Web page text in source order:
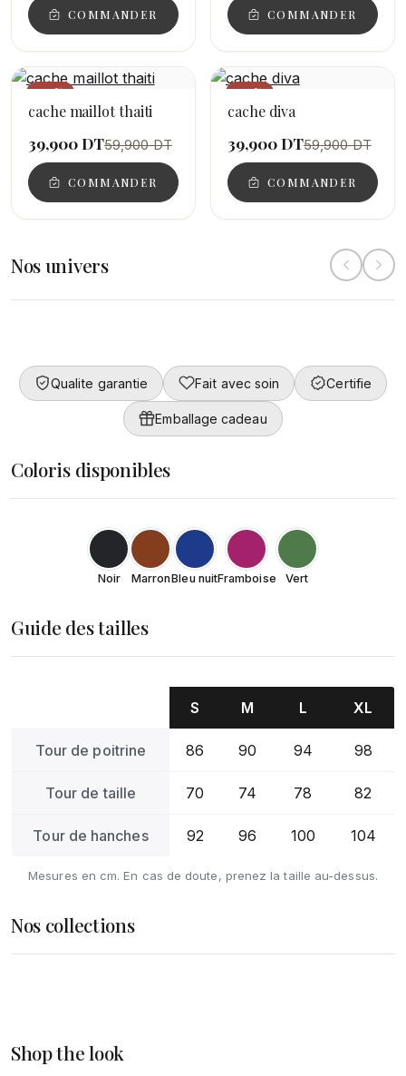
COMMANDER COMMANDER
−33%
cache maillot thaiti
39,900 DT59,900 DT
COMMANDER
−33%
cache diva
39,900 DT59,900 DT
COMMANDER
Nos univers
Femme
DÉCOUVRIR
Qualite garantie Fait avec soin Certifie
Emballage cadeau
Coloris disponibles
Noir MarronBleu nuitFramboise Vert
Guide des tailles
S M L XL
Tour de poitrine 86 90 94 98
Tour de taille 70 74 78 82
Tour de hanches 92 96 100 104
Mesures en cm. En cas de doute, prenez la taille au-dessus.
Nos collections
DÉCOUVRIR
Accessoires
DÉCOUVRIR
Shop the look